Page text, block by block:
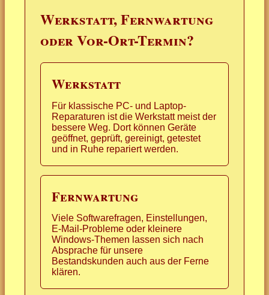
Werkstatt, Fernwartung
oder Vor-Ort-Termin?
Werkstatt
Für klassische PC- und Laptop-
Reparaturen ist die Werkstatt meist der
bessere Weg. Dort können Geräte
geöffnet, geprüft, gereinigt, getestet
und in Ruhe repariert werden.
Fernwartung
Viele Softwarefragen, Einstellungen,
E-Mail-Probleme oder kleinere
Windows-Themen lassen sich nach
Absprache für unsere
Bestandskunden auch aus der Ferne
klären.